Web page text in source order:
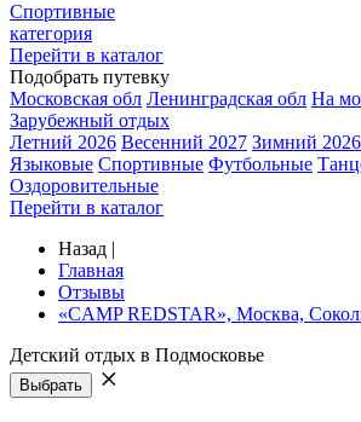
Спортивные
категория
Перейти в каталог
Подобрать путевку
Московская обл Ленинградская обл На
Зарубежный отдых
Летний 2026 Весенний 2027 Зимний
Языковые Спортивные Футбольные
Оздоровительные
Перейти в каталог
Назад |
Главная
Отзывы
«CAMP REDSTAR», Москва,
Детский отдых в Подмосковье
Выбрать